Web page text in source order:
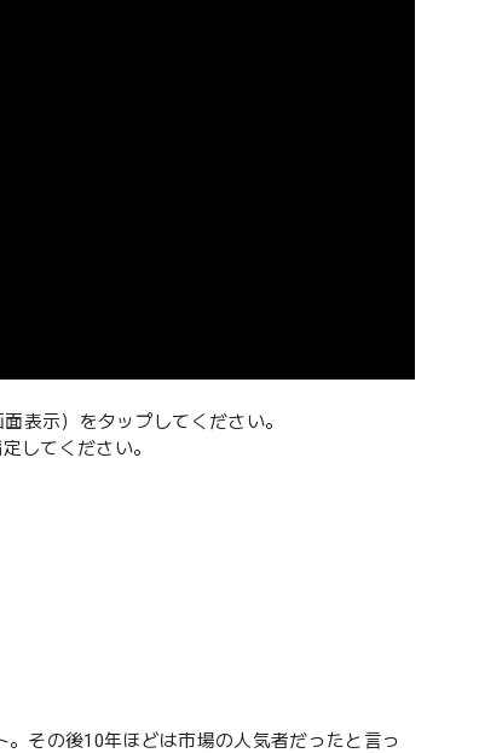
表示）をタップしてください。
してください。
その後10年ほどは市場の人気者だったと言っ